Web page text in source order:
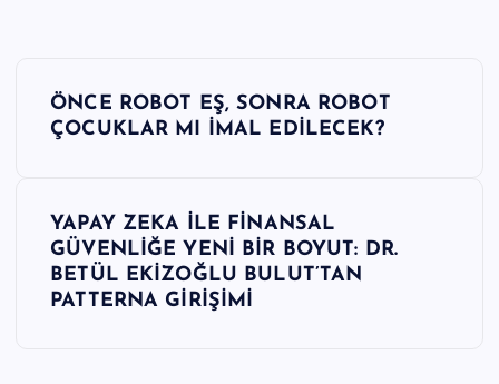
ÖNCE ROBOT EŞ, SONRA ROBOT
ÇOCUKLAR MI İMAL EDİLECEK?
YAPAY ZEKA İLE FİNANSAL
GÜVENLİĞE YENİ BİR BOYUT: DR.
BETÜL EKİZOĞLU BULUT’TAN
PATTERNA GİRİŞİMİ